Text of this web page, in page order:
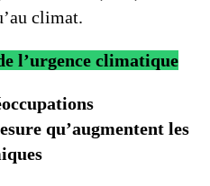
climat.
l’urgence climatique
qu’augmentent les